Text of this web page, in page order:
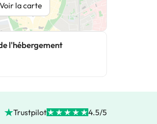
Voir la carte
l'hébergement
Trustpilot 4.5/5